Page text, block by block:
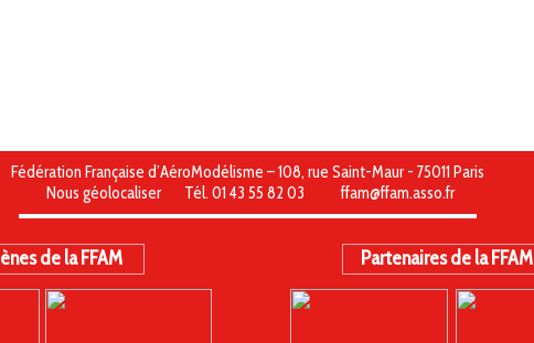
Fédération Française d’AéroModélisme – 108, rue Saint-Maur - 75011 Paris
Nous géolocaliser
Tél. 01 43 55 82 03 ffam@ffam.asso.fr
de la FFAM Partenaires de la FFAM